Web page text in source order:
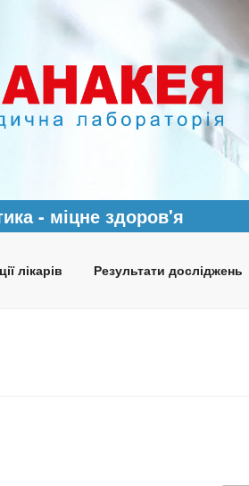
- міцне здоров'я
лікарів Результати досліджень